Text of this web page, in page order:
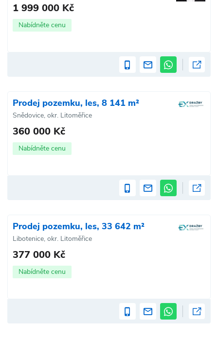
1 999 000 Kč
Nabídněte cenu
Prodej pozemku, les, 8 141 m²
Snědovice, okr. Litoměřice
360 000 Kč
Nabídněte cenu
Prodej pozemku, les, 33 642 m²
Libotenice, okr. Litoměřice
377 000 Kč
Nabídněte cenu